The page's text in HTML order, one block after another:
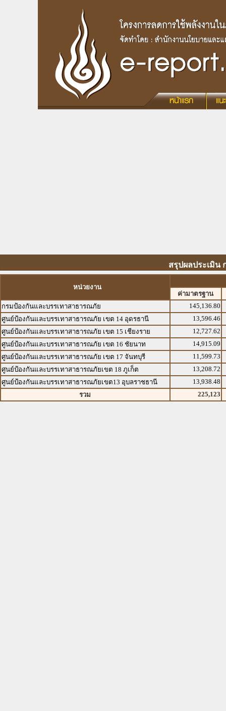
สรุปผลประเมิน
หน่วยงาน
ค่ามาตรฐาน
กรมป้องกันและบรรเทาสาธารณภัย
145,136.80
ศูนย์ป้องกันและบรรเทาสาธารณภัย เขต 14 อุดรธานี
13,596.46
ศูนย์ป้องกันและบรรเทาสาธารณภัย เขต 15 เชียงราย
12,727.62
ศูนย์ป้องกันและบรรเทาสาธารณภัย เขต 16 ชัยนาท
14,915.09
ศูนย์ป้องกันและบรรเทาสาธารณภัย เขต 17 จันทบุรี
11,599.73
ศูนย์ป้องกันและบรรเทาสาธารณภัยเขต 18 ภูเก็ต
13,208.72
ศูนย์ป้องกันและบรรเทาสาธารณภัยเขต13 อุบลราชธานี
13,938.48
รวม
225,123